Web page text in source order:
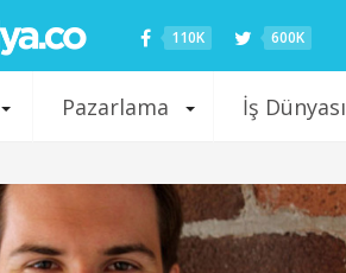
110K 600K
Pazarlama İş Dünyası